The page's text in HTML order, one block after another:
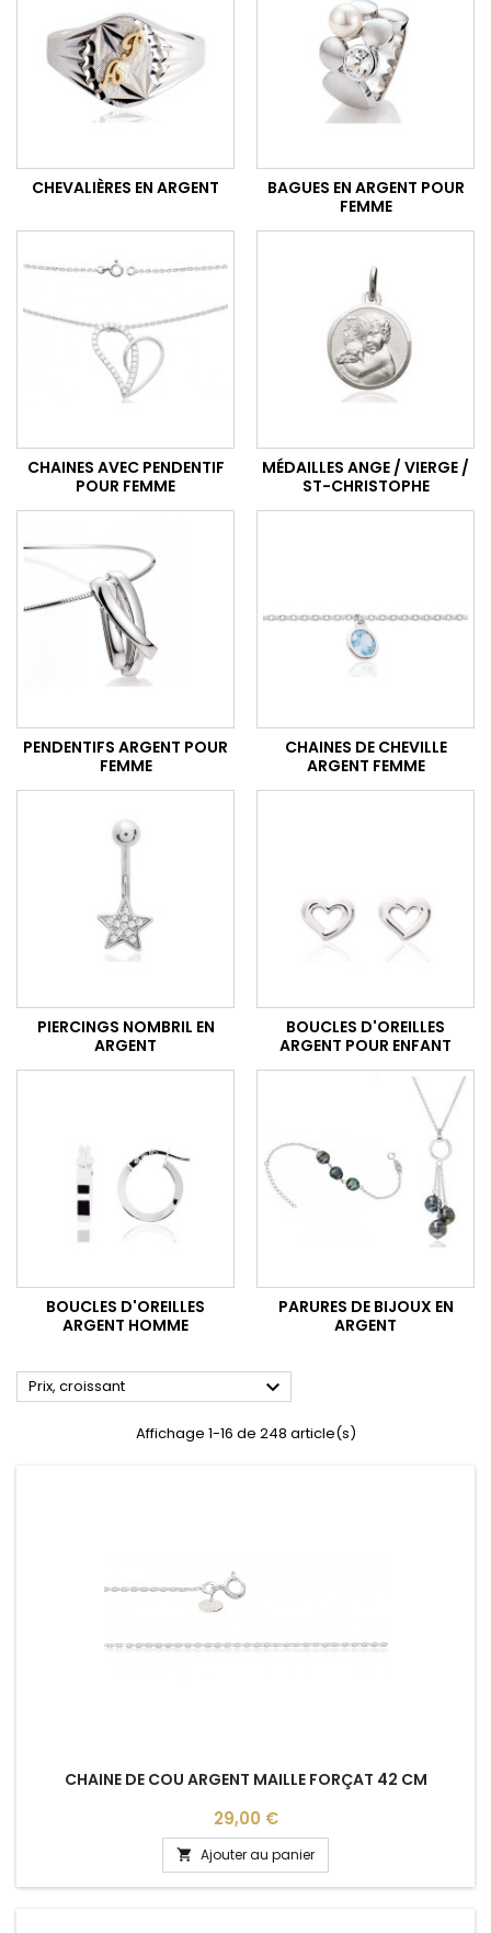
CHEVALIÈRES EN ARGENT
BAGUES EN ARGENT POUR
FEMME
CHAINES AVEC PENDENTIF
POUR FEMME
MÉDAILLES ANGE / VIERGE /
ST-CHRISTOPHE
PENDENTIFS ARGENT POUR
FEMME
CHAINES DE CHEVILLE
ARGENT FEMME
PIERCINGS NOMBRIL EN
ARGENT
BOUCLES D'OREILLES
ARGENT POUR ENFANT
BOUCLES D'OREILLES
ARGENT HOMME
PARURES DE BIJOUX EN
ARGENT
Prix, croissant 
Affichage 1-16 de 248 article(s)
CHAINE DE COU ARGENT MAILLE FORÇAT 42 CM
Prix
29,00 €
 Ajouter au panier